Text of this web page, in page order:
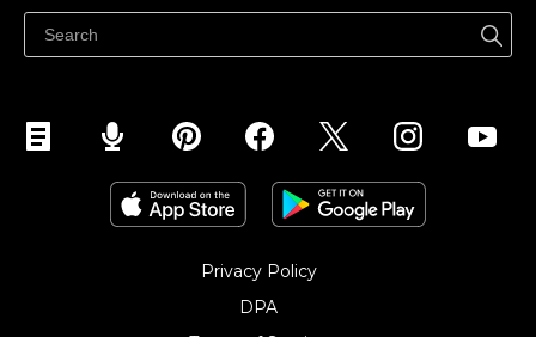
Sælg på Facebook
Sælg på Instagram
Privacy Policy
DPA